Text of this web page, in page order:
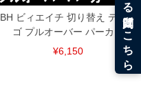
BH ビィエイチ 切り替え デカロ
ゴ プルオーバー パーカー
¥6,150